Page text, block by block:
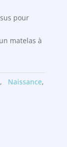
pour
matelas à
, Naissance,